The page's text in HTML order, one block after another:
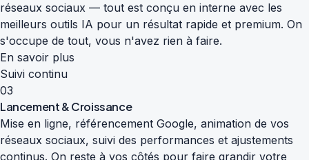
réseaux sociaux — tout est conçu en interne avec les
meilleurs outils IA pour un résultat rapide et premium. On
s'occupe de tout, vous n'avez rien à faire.
En savoir plus
Suivi continu
03
Lancement & Croissance
Mise en ligne, référencement Google, animation de vos
réseaux sociaux, suivi des performances et ajustements
continus. On reste à vos côtés pour faire grandir votre